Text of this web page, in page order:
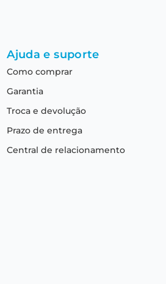
Ajuda e suporte
Como comprar
Garantia
Troca e devolução
Prazo de entrega
Central de relacionamento